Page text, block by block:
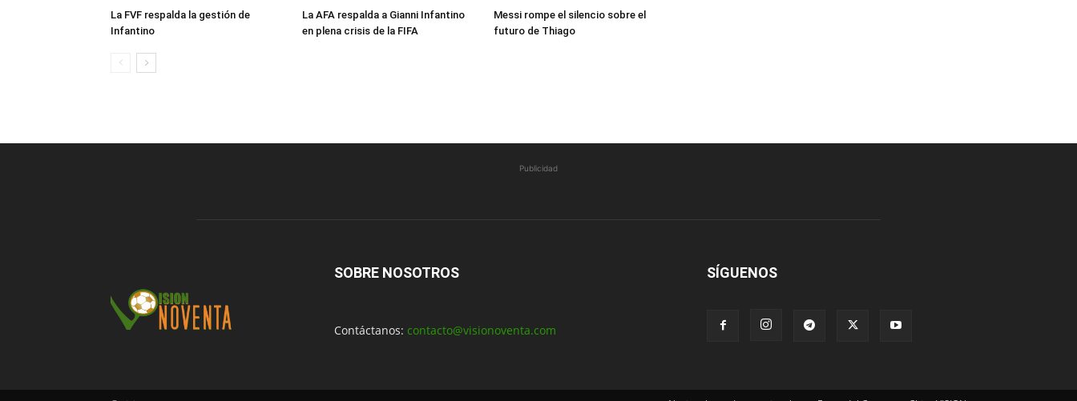
La FVF respalda la gestión de
Infantino
La AFA respalda a Gianni Infantino
en plena crisis de la FIFA
Messi rompe el silencio sobre el
futuro de Thiago
Publicidad
SOBRE NOSOTROS
Contáctanos: contacto@visionoventa.com
SÍGUENOS